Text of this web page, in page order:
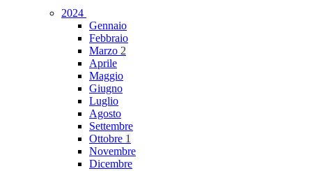
2024
Gennaio
Febbraio
Marzo 2
Aprile
Maggio
Giugno
Luglio
Agosto
Settembre
Ottobre 1
Novembre
Dicembre